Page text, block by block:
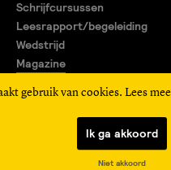
gebruik van cookies. Lees
Ik ga akkoord
Niet akkoord
Schrijfcursussen
Leesrapport/begeleiding
Wedstrijd
Magazine